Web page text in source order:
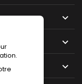


